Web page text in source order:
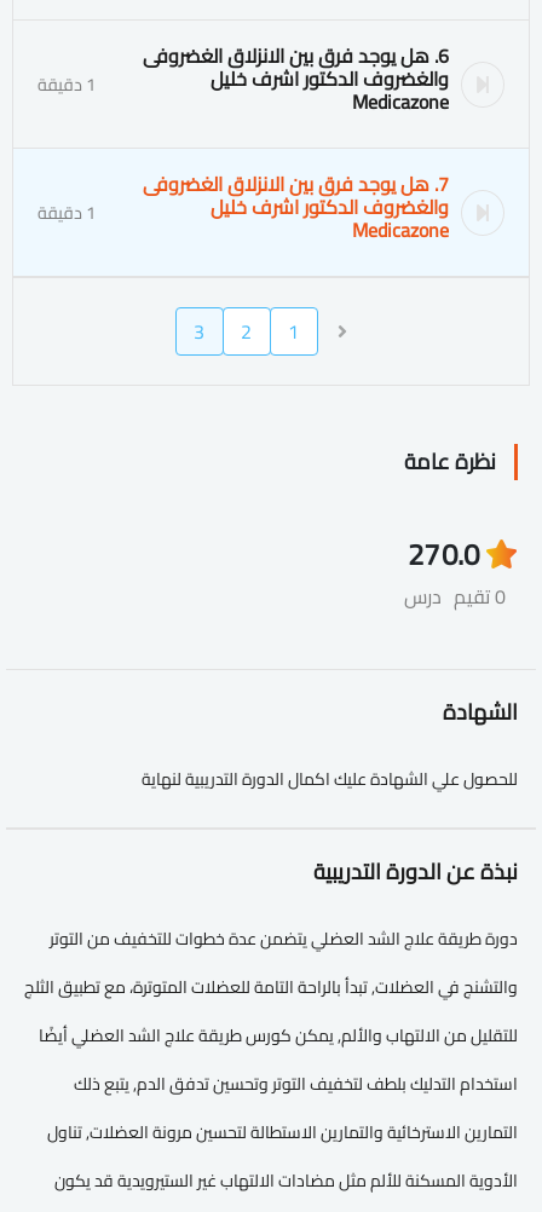
6. هل يوجد فرق بين الانزلاق الغضروفى
والغضروف الدكتور اشرف خليل
Medicazone 1 دقيقة
7. هل يوجد فرق بين الانزلاق الغضروفى
والغضروف الدكتور اشرف خليل
Medicazone 1 دقيقة
1
2
3
نظرة عامة
0.0
0 تقيم
27
درس
الشهادة
للحصول علي الشهادة عليك اكمال الدورة التدريبية لنهاية
نبذة عن الدورة التدريبية
دورة طريقة علاج الشد العضلي يتضمن عدة خطوات للتخفيف من التوتر
والتشنج في العضلات, تبدأ بالراحة التامة للعضلات المتوترة، مع تطبيق الثلج
للتقليل من الالتهاب والألم, يمكن كورس طريقة علاج الشد العضلي أيضًا
استخدام التدليك بلطف لتخفيف التوتر وتحسين تدفق الدم, يتبع ذلك
التمارين الاسترخائية والتمارين الاستطالة لتحسين مرونة العضلات, تناول
الأدوية المسكنة للألم مثل مضادات الالتهاب غير الستيرويدية قد يكون